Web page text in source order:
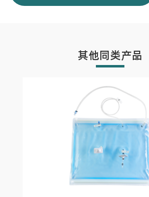
其他同类产品